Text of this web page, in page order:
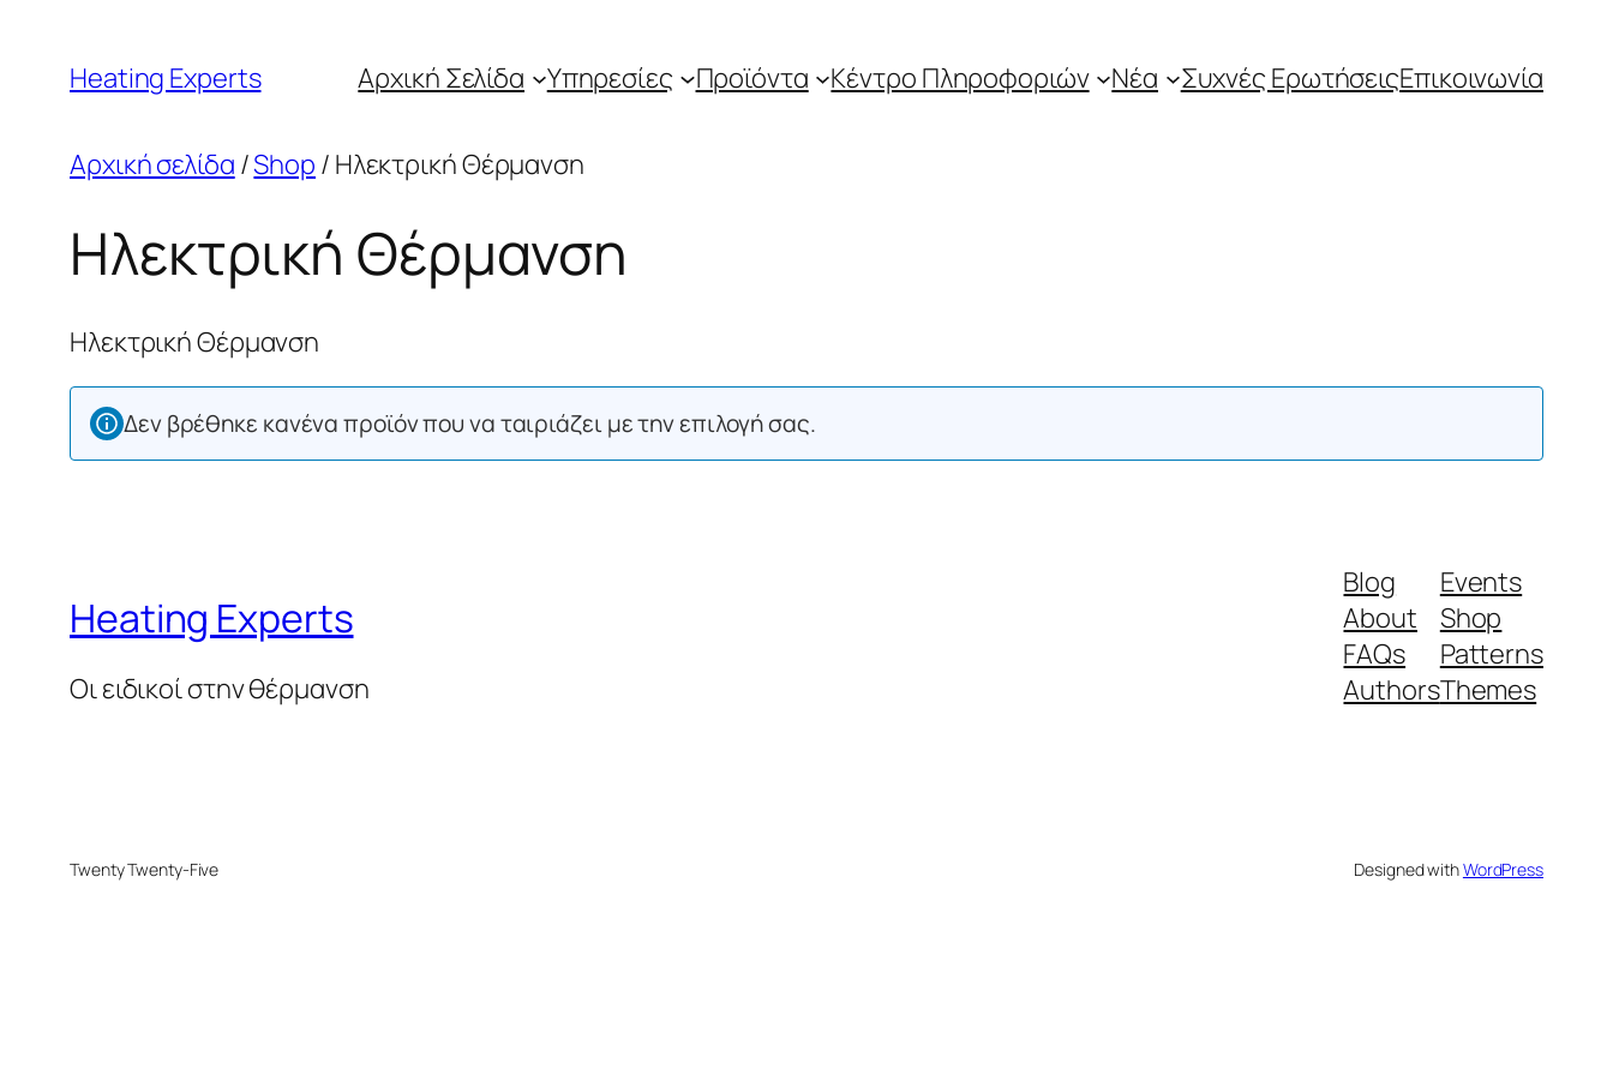
περιεχόμενο
Heating Experts Αρχική Σελίδα Υπηρεσίες Προϊόντα Κέντρο Πληροφοριών Νέα Συχνές ΕρωτήσειςΕπικοινωνία
Αρχική σελίδα /Shop / Ηλεκτρική Θέρμανση
Ηλεκτρική Θέρμανση
Ηλεκτρική Θέρμανση
Δεν βρέθηκε κανένα προϊόν που να ταιριάζει με την επιλογή σας.
Heating Experts
Οι ειδικοί στην θέρμανση
Blog
About
FAQs
Authors
Events
Shop
Patterns
Themes
Twenty Twenty-Five Designed withWordPress